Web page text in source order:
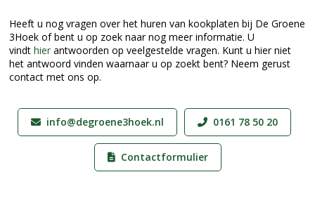
Heeft u nog vragen over het huren van kookplaten bij De Groene
3Hoek of bent u op zoek naar nog meer informatie. U
vindt hier antwoorden op veelgestelde vragen. Kunt u hier niet
het antwoord vinden waarnaar u op zoekt bent? Neem gerust
contact met ons op.
info@degroene3hoek.nl 0161 78 50 20
Contactformulier